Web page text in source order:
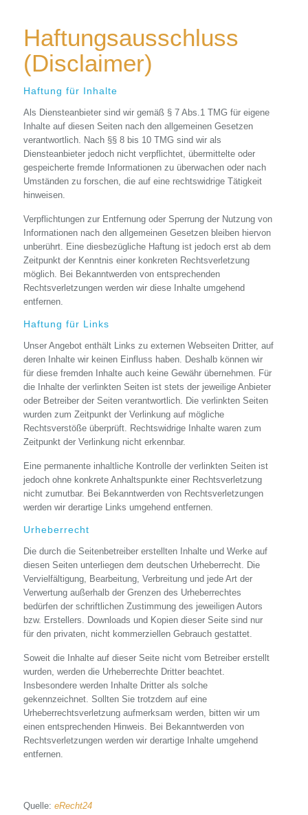
Haftungsausschluss
(Disclaimer)
Haftung für Inhalte
Als Diensteanbieter sind wir gemäß § 7 Abs.1 TMG für eigene
Inhalte auf diesen Seiten nach den allgemeinen Gesetzen
verantwortlich. Nach §§ 8 bis 10 TMG sind wir als
Diensteanbieter jedoch nicht verpflichtet, übermittelte oder
gespeicherte fremde Informationen zu überwachen oder nach
Umständen zu forschen, die auf eine rechtswidrige Tätigkeit
hinweisen.
Verpflichtungen zur Entfernung oder Sperrung der Nutzung von
Informationen nach den allgemeinen Gesetzen bleiben hiervon
unberührt. Eine diesbezügliche Haftung ist jedoch erst ab dem
Zeitpunkt der Kenntnis einer konkreten Rechtsverletzung
möglich. Bei Bekanntwerden von entsprechenden
Rechtsverletzungen werden wir diese Inhalte umgehend
entfernen.
Haftung für Links
Unser Angebot enthält Links zu externen Webseiten Dritter, auf
deren Inhalte wir keinen Einfluss haben. Deshalb können wir
für diese fremden Inhalte auch keine Gewähr übernehmen. Für
die Inhalte der verlinkten Seiten ist stets der jeweilige Anbieter
oder Betreiber der Seiten verantwortlich. Die verlinkten Seiten
wurden zum Zeitpunkt der Verlinkung auf mögliche
Rechtsverstöße überprüft. Rechtswidrige Inhalte waren zum
Zeitpunkt der Verlinkung nicht erkennbar.
Eine permanente inhaltliche Kontrolle der verlinkten Seiten ist
jedoch ohne konkrete Anhaltspunkte einer Rechtsverletzung
nicht zumutbar. Bei Bekanntwerden von Rechtsverletzungen
werden wir derartige Links umgehend entfernen.
Urheberrecht
Die durch die Seitenbetreiber erstellten Inhalte und Werke auf
diesen Seiten unterliegen dem deutschen Urheberrecht. Die
Vervielfältigung, Bearbeitung, Verbreitung und jede Art der
Verwertung außerhalb der Grenzen des Urheberrechtes
bedürfen der schriftlichen Zustimmung des jeweiligen Autors
bzw. Erstellers. Downloads und Kopien dieser Seite sind nur
für den privaten, nicht kommerziellen Gebrauch gestattet.
Soweit die Inhalte auf dieser Seite nicht vom Betreiber erstellt
wurden, werden die Urheberrechte Dritter beachtet.
Insbesondere werden Inhalte Dritter als solche
gekennzeichnet. Sollten Sie trotzdem auf eine
Urheberrechtsverletzung aufmerksam werden, bitten wir um
einen entsprechenden Hinweis. Bei Bekanntwerden von
Rechtsverletzungen werden wir derartige Inhalte umgehend
entfernen.
Quelle: eRecht24